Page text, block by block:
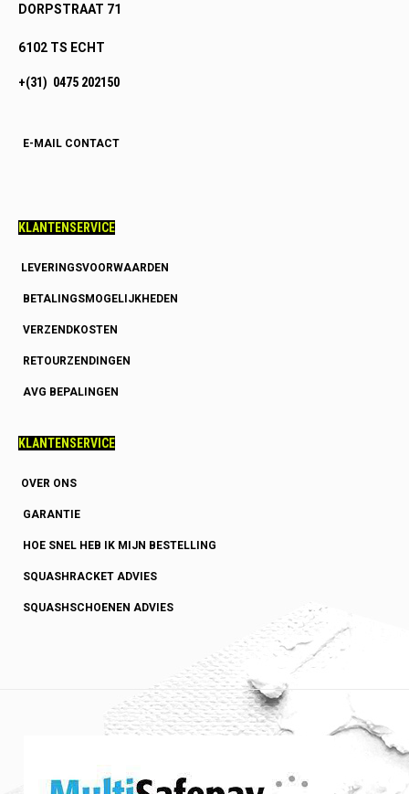
DORPSTRAAT 71
6102 TS ECHT
+(31) 0475 202150
E-MAIL CONTACT
KLANTENSERVICE
LEVERINGSVOORWAARDEN
BETALINGSMOGELIJKHEDEN
VERZENDKOSTEN
RETOURZENDINGEN
AVG BEPALINGEN
KLANTENSERVICE
OVER ONS
GARANTIE
HOE SNEL HEB IK MIJN BESTELLING
SQUASHRACKET ADVIES
SQUASHSCHOENEN ADVIES